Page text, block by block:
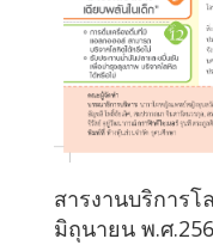
สารงานบริการ
มิถุนายน พ.ศ